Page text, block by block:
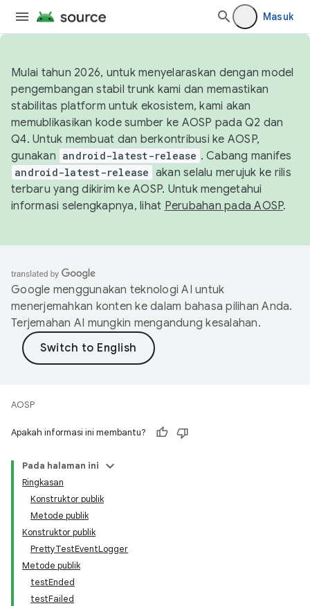
Masuk
Mulai tahun 2026, untuk menyelaraskan dengan model
pengembangan stabil trunk kami dan memastikan
stabilitas platform untuk ekosistem, kami akan
memublikasikan kode sumber ke AOSP pada Q2 dan
Q4. Untuk membuat dan berkontribusi ke AOSP,
gunakan android-latest-release . Cabang manifes
android-latest-release akan selalu merujuk ke rilis
terbaru yang dikirim ke AOSP. Untuk mengetahui
informasi selengkapnya, lihat Perubahan pada AOSP.
Google menggunakan teknologi AI untuk
menerjemahkan konten ke dalam bahasa pilihan Anda.
Terjemahan AI mungkin mengandung kesalahan.
AOSP
Apakah informasi ini membantu?
Pada halaman ini
Ringkasan
Konstruktor publik
Metode publik
Konstruktor publik
PrettyTestEventLogger
Metode publik
testEnded
testFailed